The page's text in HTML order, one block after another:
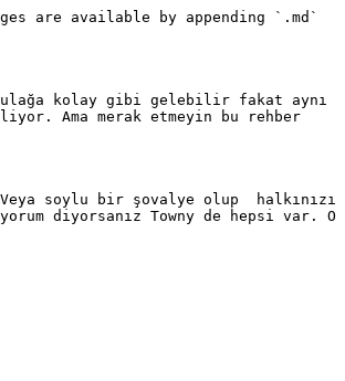
are available by appending `.md`
kolay gibi gelebilir fakat aynı
Ama merak etmeyin bu rehber
soylu bir şovalye olup  halkınızı
diyorsanız Towny de hepsi var. O